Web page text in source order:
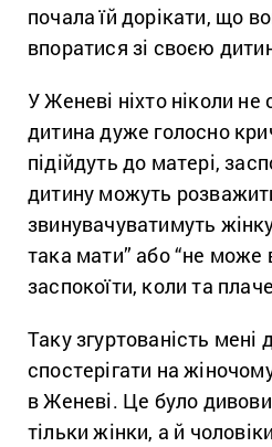
почала їй дорікати, що
впоратися зі своєю
У Женеві ніхто ніколи
дитина дуже голосно
підійдуть до матері,
дитину можуть
звинувачуватимуть
така мати” або “не може
заспокоїти, коли та
Таку згуртованість мені
спостерігати на
в Женеві. Це було
тільки жінки, а й